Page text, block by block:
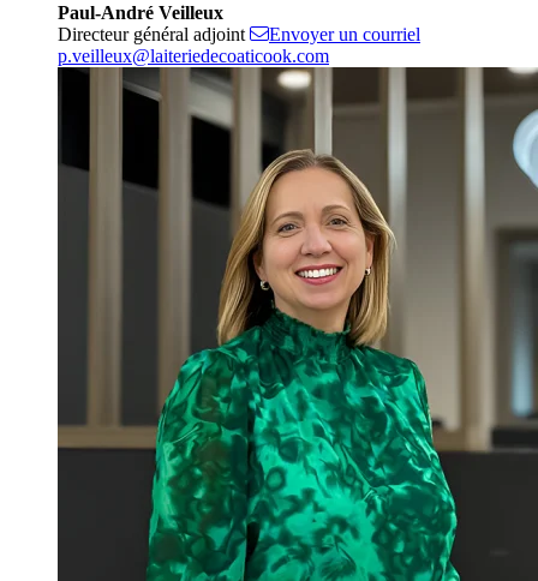
Paul-André Veilleux
Directeur général adjoint
Envoyer un courriel
p.veilleux@laiteriedecoaticook.com